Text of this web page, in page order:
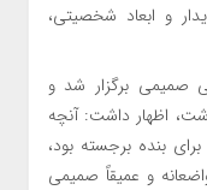
و ابعاد شخصیتی،
صمیمی برگزار شد و
اظهار داشت: آنچه
بنده برجسته بود،
و عمیقاً صمیمی